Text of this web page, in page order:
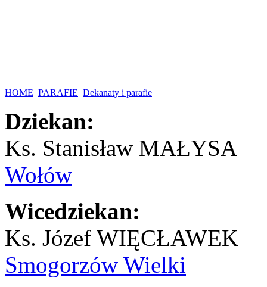
HOME PARAFIE Dekanaty i parafie
Dziekan:
Ks. Stanisław MAŁYSA
Wołów
Wicedziekan:
Ks. Józef WIĘCŁAWEK
Smogorzów Wielki